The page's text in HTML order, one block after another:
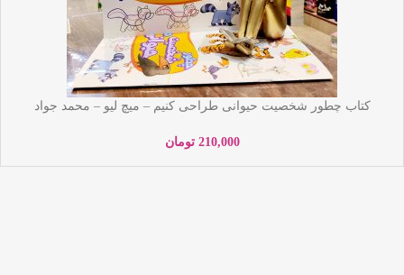
کتاب چطور شخصیت حیوانی طراحی کنیم – میچ لیو – محمد جواد
210,000 تومان